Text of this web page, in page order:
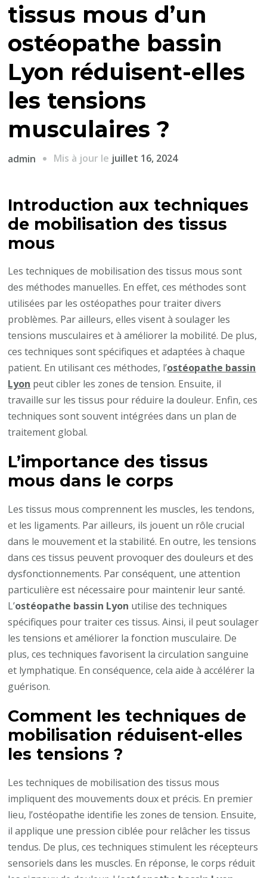
tissus mous d’un
ostéopathe bassin
Lyon réduisent-elles
les tensions
musculaires ?
admin Mis à jour le juillet 16, 2024
Introduction aux techniques
de mobilisation des tissus
mous
Les techniques de mobilisation des tissus mous sont
des méthodes manuelles. En effet, ces méthodes sont
utilisées par les ostéopathes pour traiter divers
problèmes. Par ailleurs, elles visent à soulager les
tensions musculaires et à améliorer la mobilité. De plus,
ces techniques sont spécifiques et adaptées à chaque
patient. En utilisant ces méthodes, l’ostéopathe bassin
Lyon peut cibler les zones de tension. Ensuite, il
travaille sur les tissus pour réduire la douleur. Enfin, ces
techniques sont souvent intégrées dans un plan de
traitement global.
L’importance des tissus
mous dans le corps
Les tissus mous comprennent les muscles, les tendons,
et les ligaments. Par ailleurs, ils jouent un rôle crucial
dans le mouvement et la stabilité. En outre, les tensions
dans ces tissus peuvent provoquer des douleurs et des
dysfonctionnements. Par conséquent, une attention
particulière est nécessaire pour maintenir leur santé.
L’ostéopathe bassin Lyon utilise des techniques
spécifiques pour traiter ces tissus. Ainsi, il peut soulager
les tensions et améliorer la fonction musculaire. De
plus, ces techniques favorisent la circulation sanguine
et lymphatique. En conséquence, cela aide à accélérer la
guérison.
Comment les techniques de
mobilisation réduisent-elles
les tensions ?
Les techniques de mobilisation des tissus mous
impliquent des mouvements doux et précis. En premier
lieu, l’ostéopathe identifie les zones de tension. Ensuite,
il applique une pression ciblée pour relâcher les tissus
tendus. De plus, ces techniques stimulent les récepteurs
sensoriels dans les muscles. En réponse, le corps réduit